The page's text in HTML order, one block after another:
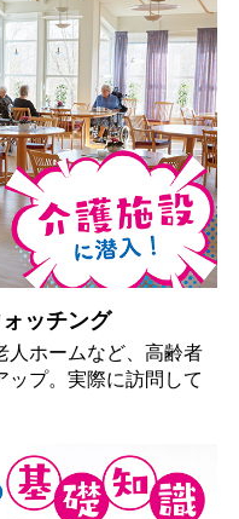
ッチング
人ホームなど、高齢者
ップ。実際に訪問して